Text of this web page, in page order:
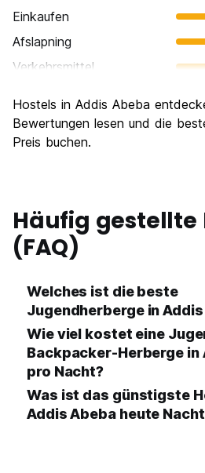
Einkaufen
Afslapning
Verkehrsmittel
Kultur
Nachtleben / Party
Hostels in Addis Abeba
Bewertungen lesen und die
Preis buchen.
Häufig gestellte
(FAQ)
Welches ist die beste
Jugendherberge in
Wie viel kostet eine
Backpacker-Herberge in
pro Nacht?
Was ist das günstigste
Addis Abeba heute